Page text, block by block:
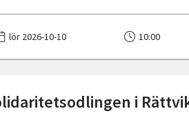
lör 2026-10-10 10:00
i